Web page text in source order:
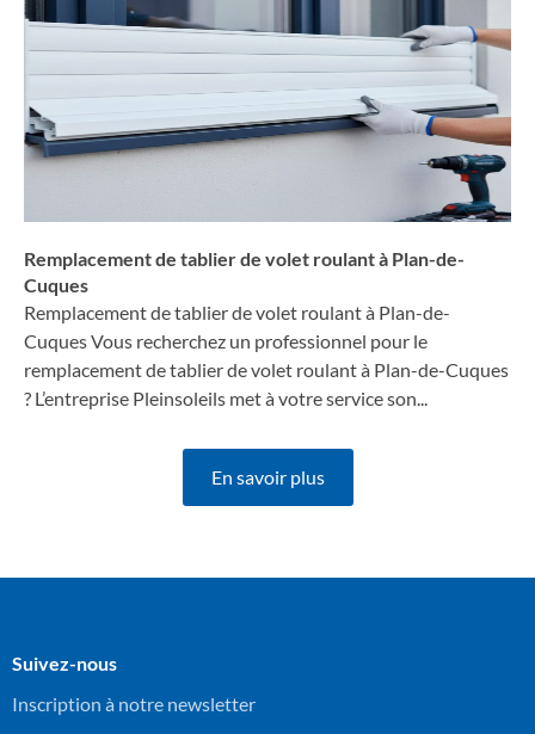
Remplacement de tablier de volet roulant à Plan-de-
Cuques
Remplacement de tablier de volet roulant à Plan-de-
Cuques Vous recherchez un professionnel pour le
remplacement de tablier de volet roulant à Plan-de-Cuques
? L’entreprise Pleinsoleils met à votre service son...
En savoir plus
Suivez-nous
Inscription à notre newsletter